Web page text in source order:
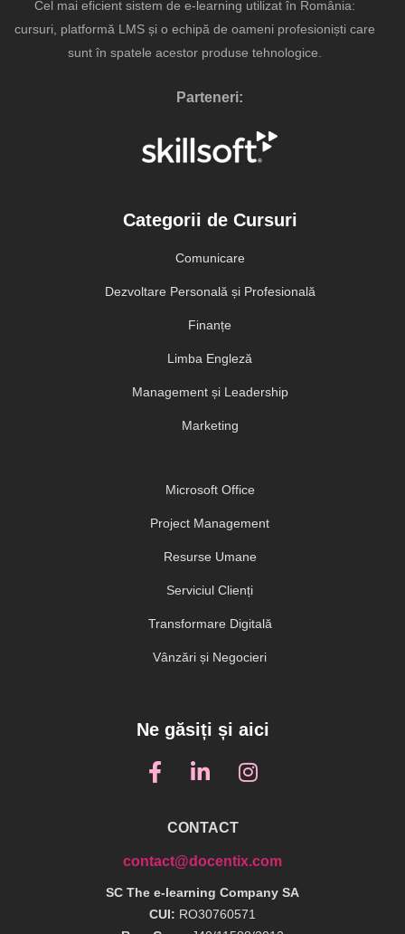
Cel mai eficient sistem de e-learning utilizat în România:
cursuri, platformă LMS și o echipă de oameni profesioniști care
sunt în spatele acestor produse tehnologice.
Parteneri:
Categorii de Cursuri
Comunicare
Dezvoltare Personală și Profesională
Finanțe
Limba Engleză
Management și Leadership
Marketing
Microsoft Office
Project Management
Resurse Umane
Serviciul Clienți
Transformare Digitală
Vânzări și Negocieri
Ne găsiți și aici
CONTACT
contact@docentix.com
SC The e-learning Company SA
CUI: RO30760571